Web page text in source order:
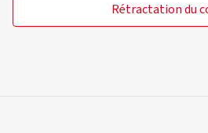
Rétractation du